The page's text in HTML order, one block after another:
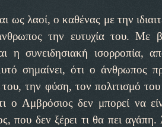
λαοί, ο καθένας με την
την ευτυχία του. Με
η συνειδησιακή ισορροπία,
σημαίνει, ότι ο άνθρωπος
την φύση, τον πολιτισμό
ο Αμβρόσιος δεν μπορεί να
που δεν ξέρει τι θα πει